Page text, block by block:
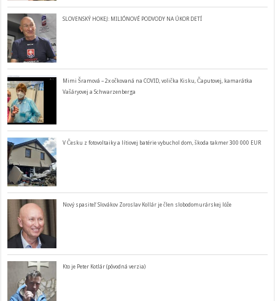
SLOVENSKÝ HOKEJ: MILIÓNOVÉ PODVODY NA ÚKOR DETÍ
Mimi Šramová – 2x očkovaná na COVID, volička Kisku, Čaputovej, kamarátka
Vašáryovej a Schwarzenberga
V Česku z fotovoltaiky a lítiovej batérie vybuchol dom, škoda takmer 300 000 EUR
Nový spasiteľ Slovákov Zoroslav Kollár je člen slobodomurárskej lóže
Kto je Peter Kotlár (pôvodná verzia)